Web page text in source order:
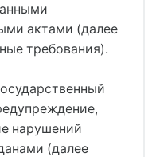
актами (далее
требования).
нарушений
(далее